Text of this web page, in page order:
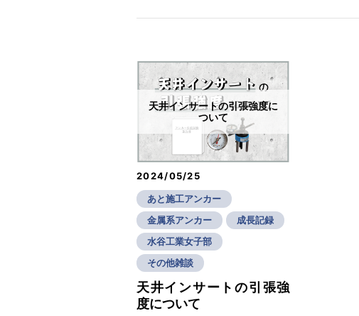
天井インサートの引張強度に
ついて
2024/05/25
あと施工アンカー
金属系アンカー
成長記録
水谷工業女子部
その他雑談
天井インサートの引張強
度について